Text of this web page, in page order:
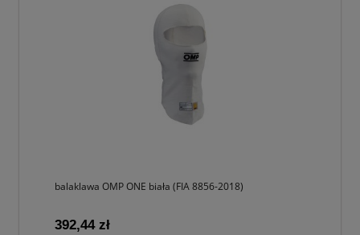
balaklawa OMP ONE biała (FIA 8856-2018)
392,44 zł